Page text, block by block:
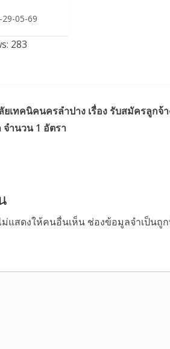
05-69
283
ยเทคนิคนครลำปาง เรื่อง รับสมัครลูกจ้
ำนวน 1 อัตรา
แสดงให้คนอื่นเห็น ช่องข้อมูลจำเป็นถู